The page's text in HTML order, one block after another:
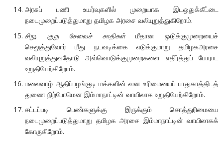
அரசுப் பணி உயர்வுகளில் முறையாக இடஒதுக்கீட்டை
நடைமுறைப்படுத்துமாறு தமிழக அரசை வலியுறுத்துகிறோம்.
சிறு, குறு சேவைச் சாதிகள்மீதான ஒடுக்குமுறையைச்
செலுத்துவோர் மீது நடவடிக்கை எடுக்குமாறு தமிழகஅரசை
வலியுறுத்துவதோடு அவ்வொடுக்குமுறைகளை எதிர்த்துப் போராட
உறுதியேற்கிறோம்.
மலைவாழ் ஆதிப்பழங்குடி மக்களின் வன உரிமையைப் பாதுகாத்திடத்
துணை நிற்போமென இம்மாநாட்டின் வாயிலாக உறுதியேற்கிறோம்.
சட்டப்படி பெண்களுக்கு இருக்கும் சொத்துரிமையை
நடைமுறைப்படுத்துமாறு தமிழக அரசை இம்மாநாட்டின் வாயிலாகக்
கோருகிறோம்.